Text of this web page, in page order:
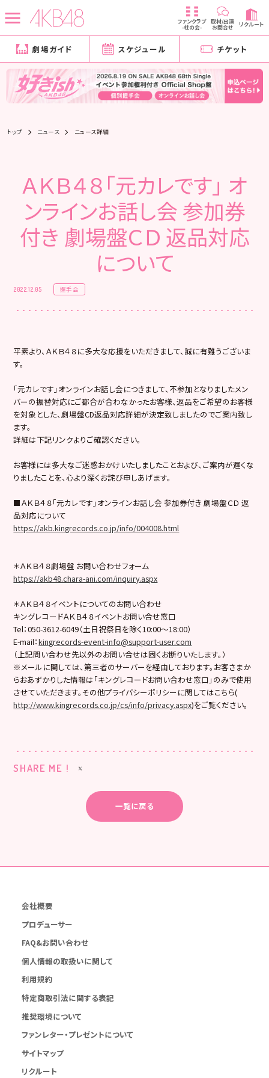
ファンクラブ
-柱の会-
取材/出演
お問合せ リクルート
劇場ガイド スケジュール チケット
トップ ニュース ニュース詳細
ＡＫＢ４８「元カレです」 オ
ンラインお話し会 参加券
付き 劇場盤ＣＤ 返品対応
について
2022.12.05 握手会
平素より、ＡＫＢ４８に多大な応援をいただきまして、誠に有難うございま
す。
「元カレです」オンラインお話し会につきまして、不参加となりましたメン
バーの振替対応にご都合が合わなかったお客様、返品をご希望のお客様
を対象とした、劇場盤CD返品対応詳細が決定致しましたのでご案内致し
ます。
詳細は下記リンクよりご確認ください。
お客様には多大なご迷惑おかけいたしましたことおよび、ご案内が遅くな
りましたことを、心より深くお詫び申しあげます。
■ＡＫＢ４８「元カレです」オンラインお話し会 参加券付き 劇場盤ＣＤ 返
品対応について
https://akb.kingrecords.co.jp/info/004008.html
＊ＡＫＢ４８劇場盤 お問い合わせフォーム
https://akb48.chara-ani.com/inquiry.aspx
＊ＡＫＢ４８イベントについてのお問い合わせ
キングレコードＡＫＢ４８イベントお問い合せ窓口
Tel：050-3612-6049（土日祝祭日を除く10:00〜18:00）
E-mail：kingrecords-event-info@support-user.com
（上記問い合わせ先以外のお問い合せは固くお断りいたします。）
※メールに関しては、第三者のサーバーを経由しております。お客さまか
らおあずかりした情報は「キングレコードお問い合わせ窓口」のみで使用
させていただきます。その他プライバシーポリシーに関してはこちら(
http://www.kingrecords.co.jp/cs/info/privacy.aspx)をご覧ください。
SHARE ME !
一覧に戻る
会社概要
プロデューサー
FAQ&お問い合わせ
個人情報の取扱いに関して
利用規約
特定商取引法に関する表記
推奨環境について
ファンレター・プレゼントについて
サイトマップ
リクルート